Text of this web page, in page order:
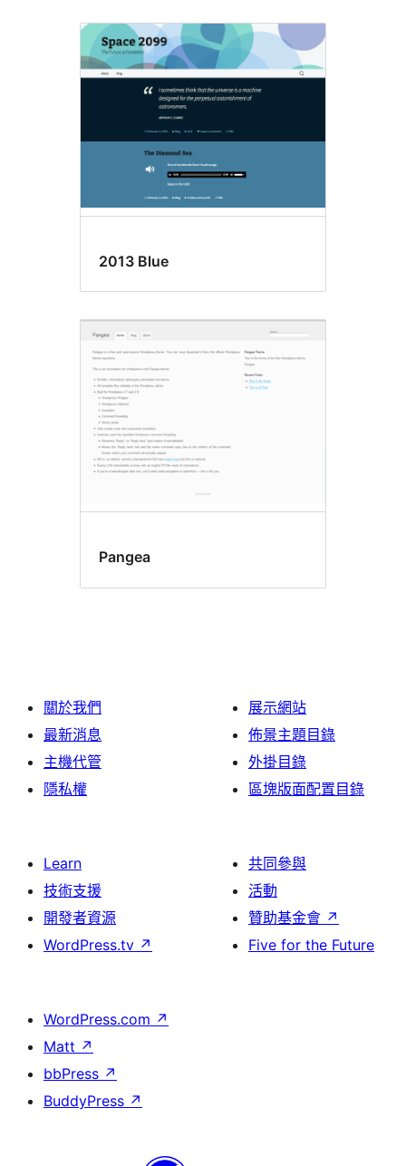
2013 Blue
Pangea
關於我們
最新消息
主機代管
隱私權
展示網站
佈景主題目錄
外掛目錄
區塊版面配置目錄
Learn
技術支援
開發者資源
WordPress.tv ↗
共同參與
活動
贊助基金會 ↗
Five for the Future
WordPress.com ↗
Matt ↗
bbPress ↗
BuddyPress ↗